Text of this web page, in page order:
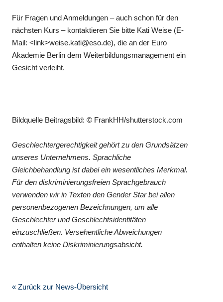
Für Fragen und Anmeldungen – auch schon für den
nächsten Kurs – kontaktieren Sie bitte Kati Weise (E-
Mail: <link>weise.kati@eso.de), die an der Euro
Akademie Berlin dem Weiterbildungsmanagement ein
Gesicht verleiht.
Bildquelle Beitragsbild: © FrankHH/shutterstock.com
Geschlechtergerechtigkeit gehört zu den Grundsätzen
unseres Unternehmens. Sprachliche
Gleichbehandlung ist dabei ein wesentliches Merkmal.
Für den diskriminierungsfreien Sprachgebrauch
verwenden wir in Texten den Gender Star bei allen
personenbezogenen Bezeichnungen, um alle
Geschlechter und Geschlechtsidentitäten
einzuschließen. Versehentliche Abweichungen
enthalten keine Diskriminierungsabsicht.
« Zurück zur News-Übersicht